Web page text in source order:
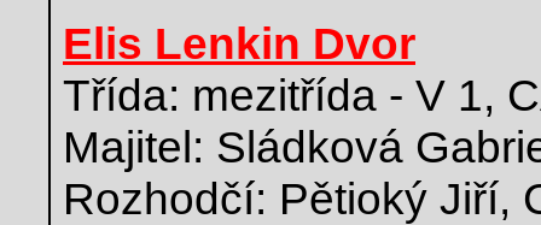
Elis Lenkin Dvor
Třída: mezitřída - V 1,
Majitel: Sládková
Rozhodčí: Pětioký Jiří,